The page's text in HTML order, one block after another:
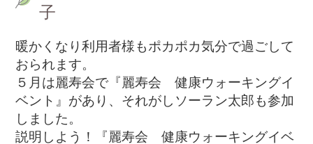
子
暖かくなり利用者様もポカポカ気分で過ごして
おられます。
５月は麗寿会で『麗寿会 健康ウォーキングイ
ベント』があり、それがしソーラン太郎も参加
しました。
説明しよう！『麗寿会 健康ウォーキングイベ